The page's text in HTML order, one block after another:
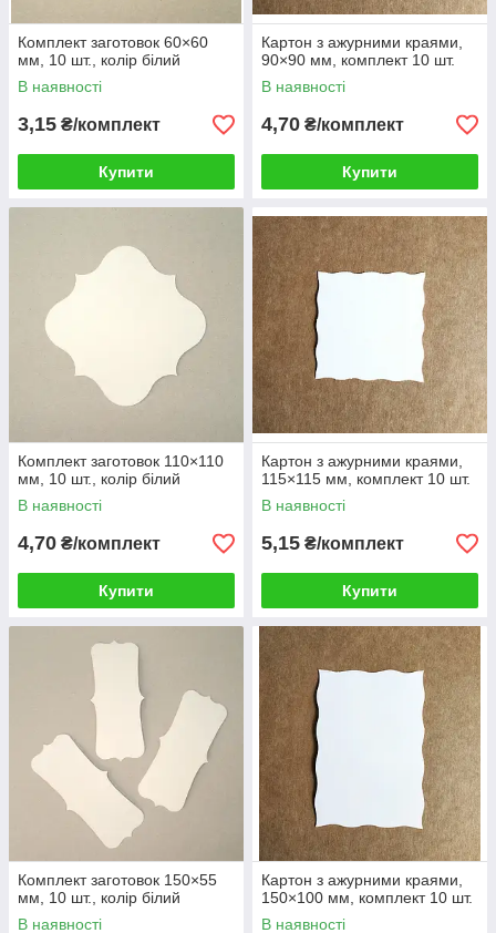
Комплект заготовок 60×60
мм, 10 шт., колір білий
В наявності
3,15 ₴/комплект
Купити
Картон з ажурними краями,
90×90 мм, комплект 10 шт.
В наявності
4,70 ₴/комплект
Купити
Комплект заготовок 110×110
мм, 10 шт., колір білий
В наявності
4,70 ₴/комплект
Купити
Картон з ажурними краями,
115×115 мм, комплект 10 шт.
В наявності
5,15 ₴/комплект
Купити
Комплект заготовок 150×55
мм, 10 шт., колір білий
В наявності
Картон з ажурними краями,
150×100 мм, комплект 10 шт.
В наявності